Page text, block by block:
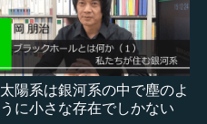
太陽系は銀河系の中で塵のよ
うに小さな存在でしかない